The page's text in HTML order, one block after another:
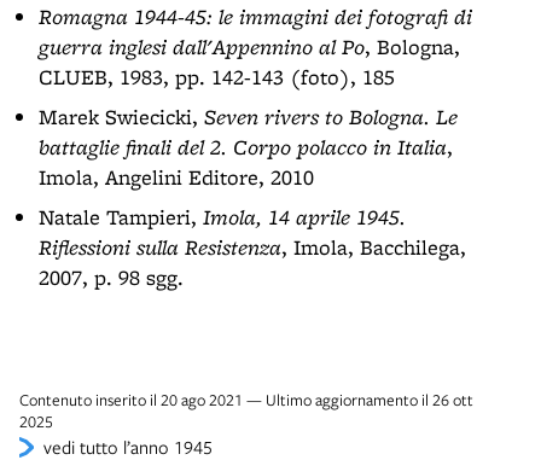
Romagna 1944-45: le immagini dei fotografi di
guerra inglesi dall'Appennino al Po, Bologna,
CLUEB, 1983, pp. 142-143 (foto), 185
Marek Swiecicki, Seven rivers to Bologna. Le
battaglie finali del 2. Corpo polacco in Italia,
Imola, Angelini Editore, 2010
Natale Tampieri, Imola, 14 aprile 1945.
Riflessioni sulla Resistenza, Imola, Bacchilega,
2007, p. 98 sgg.
Contenuto inserito il 20 ago 2021 — Ultimo aggiornamento il 26 ott
2025
vedi tutto l’anno 1945